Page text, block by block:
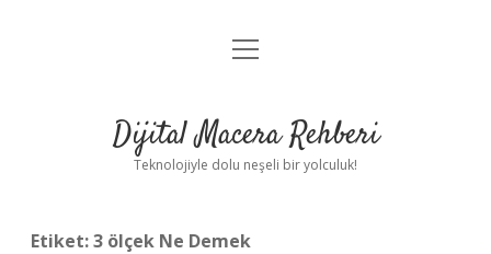
Anasayfa
Yasal Uyarı
menüyü
Dijital Macera Rehberi
Teknolojiyle dolu neşeli bir yolculuk!
Etiket:3 ölçek Ne Demek